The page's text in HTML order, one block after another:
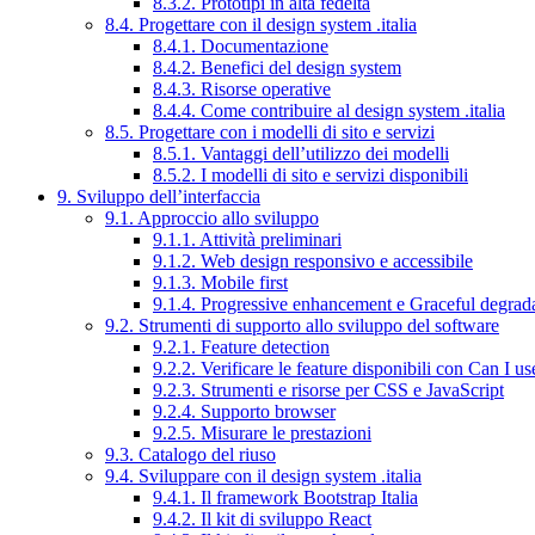
8.4. Progettare con il design system .italia
8.4.1. Documentazione
8.4.2. Benefici del design system
8.4.3. Risorse operative
8.4.4. Come contribuire al design system .italia
8.5. Progettare con i modelli di sito e servizi
8.5.1. Vantaggi dell’utilizzo dei modelli
8.5.2. I modelli di sito e servizi disponibili
9. Sviluppo dell’interfaccia
9.1. Approccio allo sviluppo
9.1.1. Attività preliminari
9.1.2. Web design responsivo e accessibile
9.1.3. Mobile first
9.1.4. Progressive enhancement e Graceful
9.2. Strumenti di supporto allo sviluppo del software
9.2.1. Feature detection
9.2.2. Verificare le feature disponibili con Can I
9.2.3. Strumenti e risorse per CSS e JavaScript
9.2.4. Supporto browser
9.2.5. Misurare le prestazioni
9.3. Catalogo del riuso
9.4. Sviluppare con il design system .italia
9.4.1. Il framework Bootstrap Italia
9.4.2. Il kit di sviluppo React